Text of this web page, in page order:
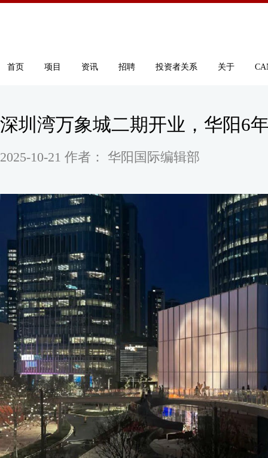
首页 项目 资讯 招聘 投资者关系 关于
深圳湾万象城二期开业，华阳6
2025-10-21 作者： 华阳国际编辑部